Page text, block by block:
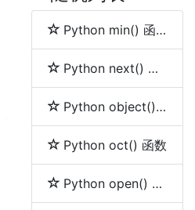
Python min() 函数
Python next() 函数
Python object() 函数
Python oct() 函数
Python open() 函数